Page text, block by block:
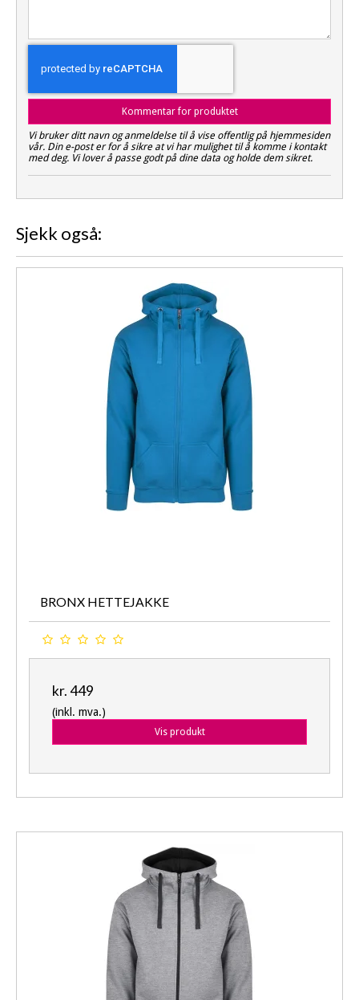
Kommentar for produktet
Vi bruker ditt navn og anmeldelse til å vise offentlig på hjemmesiden
vår. Din e-post er for å sikre at vi har mulighet til å komme i kontakt
med deg. Vi lover å passe godt på dine data og holde dem sikret.
Sjekk også:
BRONX HETTEJAKKE
kr. 449
(inkl. mva.)
Vis produkt